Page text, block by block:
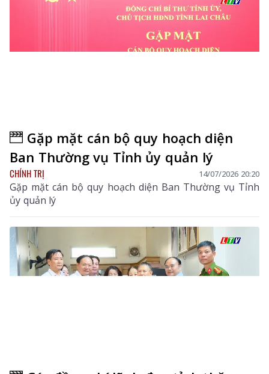
Gặp mặt cán bộ quy hoạch diện
Ban Thường vụ Tỉnh ủy quản lý
CHÍNH TRỊ 14/07/2026 20:20
Gặp mặt cán bộ quy hoạch diện Ban Thường vụ Tỉnh
ủy quản lý